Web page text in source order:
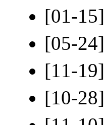
[01-15]
[05-24]
[11-19]
[10-28]